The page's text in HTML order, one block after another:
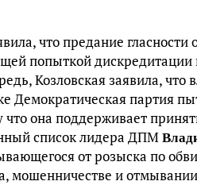
что предание
попыткой
Козловская заявила, что
Демократическая партия
она поддерживает
список лидера ДПМ
от розыска по
мошенничестве и